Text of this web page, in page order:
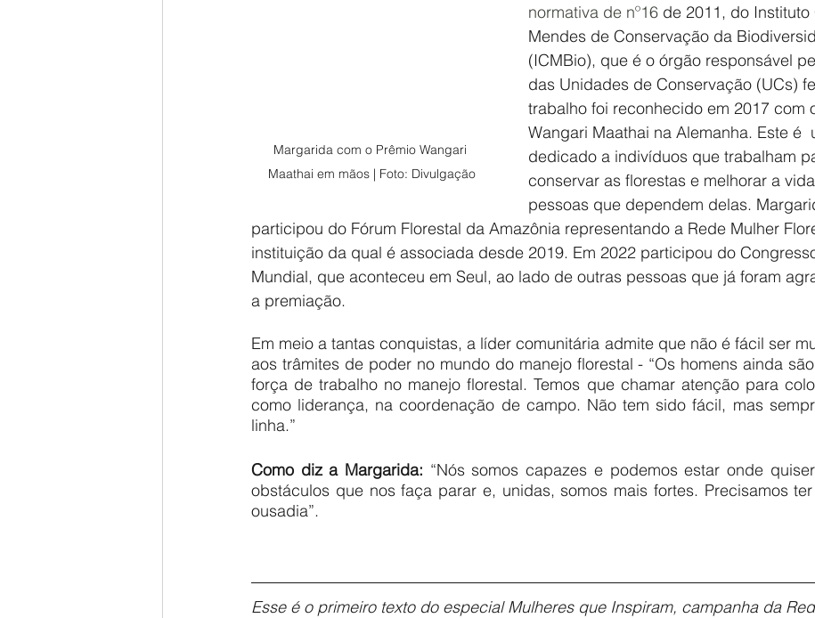
Margarida com o Prêmio Wangari
Maathai em mãos | Foto: Divulgação
normativa de nº16 de 2011, do Instituto
Mendes de Conservação da
(ICMBio), que é o órgão responsável
das Unidades de Conservação (UCs)
trabalho foi reconhecido em 2017 com
Wangari Maathai na Alemanha. Este é
dedicado a indivíduos que trabalham
conservar as florestas e melhorar a
pessoas que dependem delas.
participou do Fórum Florestal da Amazônia representando a Rede Mulher
instituição da qual é associada desde 2019. Em 2022 participou do
Mundial, que aconteceu em Seul, ao lado de outras pessoas que já foram
a premiação.
Em meio a tantas conquistas, a líder comunitária admite que não é fácil ser
aos trâmites de poder no mundo do manejo florestal - “Os homens ainda
força de trabalho no manejo florestal. Temos que chamar atenção para
como liderança, na coordenação de campo. Não tem sido fácil, mas
linha.”
Como diz a Margarida: “Nós somos capazes e podemos estar onde
obstáculos que nos faça parar e, unidas, somos mais fortes. Precisamos
ousadia”.
Esse é o primeiro texto do especial Mulheres que Inspiram, campanha da